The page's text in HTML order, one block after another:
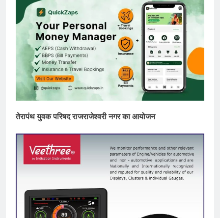
तेरापंथ युवक परिषद राजराजेश्वरी नगर का आयोजन